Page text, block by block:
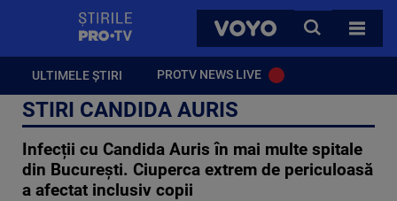
VOYO
CAUTA
TOATE
ULTIMELE ȘTIRI PROTV NEWS LIVE
STIRI CANDIDA AURIS
Infecții cu Candida Auris în mai multe spitale
din București. Ciuperca extrem de periculoasă
a afectat inclusiv copii